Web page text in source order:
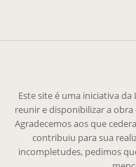
Este site é uma iniciativa
reunir e disponibilizar a
Agradecemos aos que
contribuiu para sua
incompletudes, pedimos